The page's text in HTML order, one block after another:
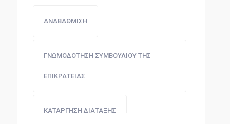
ΑΝΑΒΑΘΜΙΣΗ
ΓΝΩΜΟΔΟΤΗΣΗ ΣΥΜΒΟΥΛΙΟΥ ΤΗΣ
ΕΠΙΚΡΑΤΕΙΑΣ
ΚΑΤΑΡΓΗΣΗ ΔΙΑΤΑΞΗΣ